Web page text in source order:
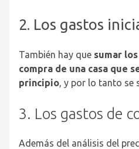
2. Los gastos
También hay que sumar
compra de una casa que
principio, y por lo tanto se
3. Los gastos de
Además del análisis del